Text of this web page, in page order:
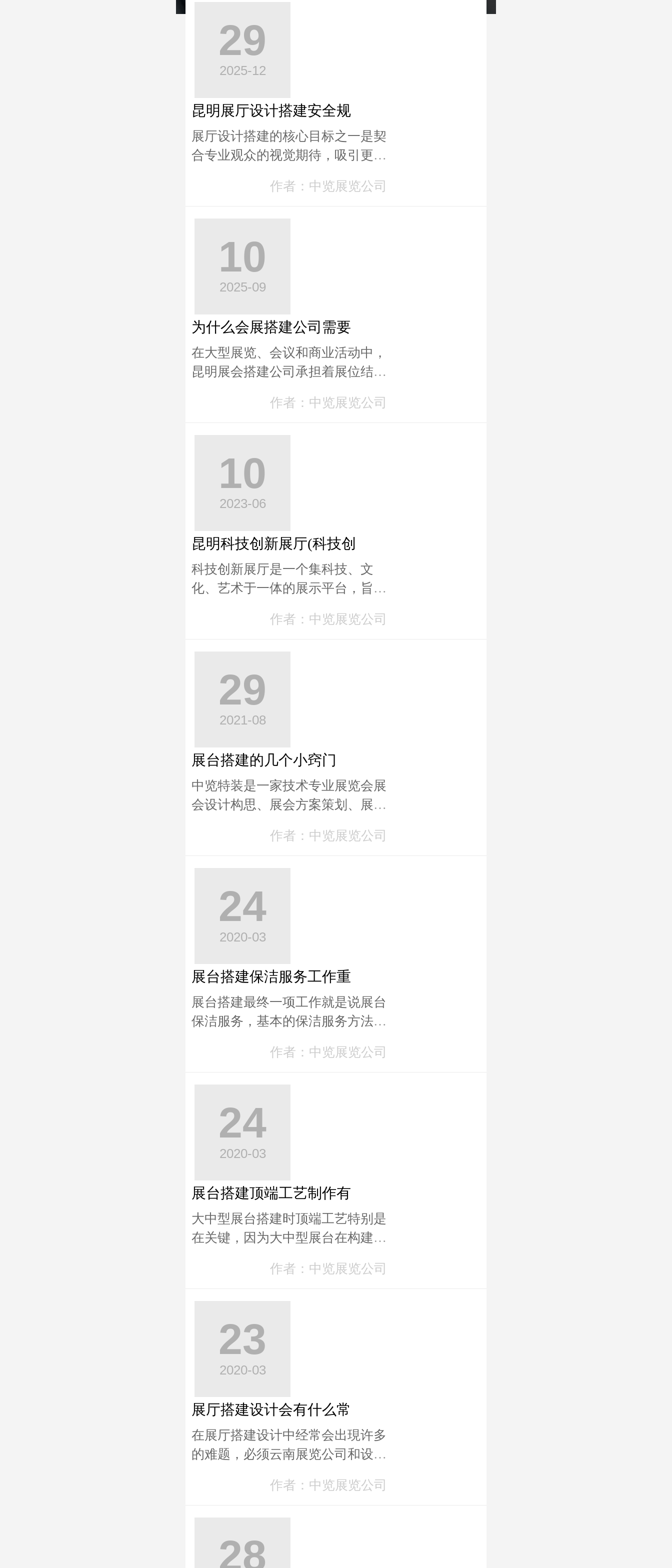
29
2025-12
昆明展厅设计搭建安全规
展厅设计搭建的核心目标之一是契
合专业观众的视觉期待，吸引更多
工过程中的细节安全问...
作者：中览展览公司
10
2025-09
为什么会展搭建公司需要
在大型展览、会议和商业活动中，
昆明展会搭建公司承担着展位结构
人流密集、电气设备集...
作者：中览展览公司
10
2023-06
昆明科技创新展厅(科技创
科技创新展厅是一个集科技、文
化、艺术于一体的展示平台，旨在
的发展方向。在这个展厅...
作者：中览展览公司
29
2021-08
展台搭建的几个小窍门
中览特装是一家技术专业展览会展
会设计构思、展会方案策划、展会
置、客场构建的专业公司...
作者：中览展览公司
24
2020-03
展台搭建保洁服务工作重
展台搭建最终一项工作就是说展台
保洁服务，基本的保洁服务方法是
的擦掉和打扫路面尘土...
作者：中览展览公司
24
2020-03
展台搭建顶端工艺制作有
大中型展台搭建时顶端工艺特别是
在关键，因为大中型展台在构建
杂，一定要在工厂制作期...
作者：中览展览公司
23
2020-03
展厅搭建设计会有什么常
在展厅搭建设计中经常会出現许多
的难题，必须云南展览公司和设计
方式 去处理，那麼都...作者：中览展览公司
28